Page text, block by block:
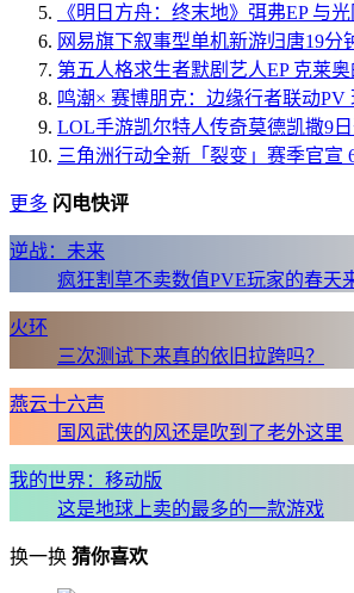
《明日方舟：终末地》弭弗EP 与
网易旗下叙事型单机新游归唐19分
第五人格求生者默剧艺人EP 克莱
鸣潮× 赛博朋克：边缘行者联动PV
LOL手游凯尔特人传奇莫德凯撒9
三角洲行动全新「裂变」赛季官宣
更多 闪电快评
逆战：未来
疯狂割草不卖数值PVE玩家的春天
火环
三次测试下来真的依旧拉跨吗？
燕云十六声
国风武侠的风还是吹到了老外这里
我的世界：移动版
这是地球上卖的最多的一款游戏
换一换 猜你喜欢